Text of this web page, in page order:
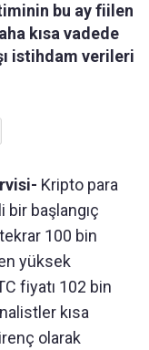
bu ay fiilen
kısa vadede
istihdam verileri
Kripto para
başlangıç
100 bin
yüksek
fiyatı 102 bin
kısa
olarak